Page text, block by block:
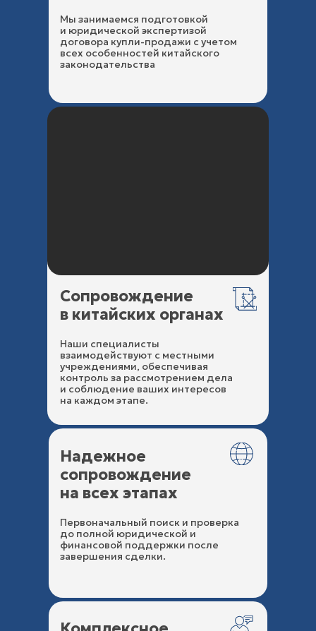
Первоначальный поиск и проверка
до полной юридической и
финансовой поддержки после
завершения сделки.
Надежное
сопровождение
на всех этапах
Наши специалисты
взаимодействуют с местными
учреждениями, обеспечивая
контроль за рассмотрением дела
и соблюдение ваших интересов
на каждом этапе.
Сопровождение
в китайских органах
Мы занимаемся подготовкой
и юридической экспертизой
договора купли-продажи с учетом
всех особенностей китайского
законодательства